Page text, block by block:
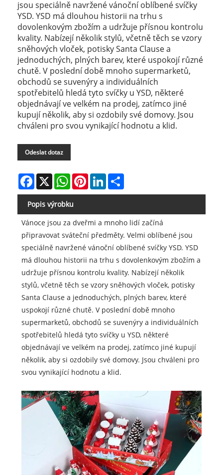
jsou speciálně navržené vánoční oblíbené svíčky
YSD. YSD má dlouhou historii na trhu s
dovolenkovým zbožím a udržuje přísnou kontrolu
kvality. Nabízejí několik stylů, včetně těch se vzory
sněhových vloček, potisky Santa Clause a
jednoduchých, plných barev, které uspokojí různé
chutě. V poslední době mnoho supermarketů,
obchodů se suvenýry a individuálních
spotřebitelů hledá tyto svíčky u YSD, některé
objednávají ve velkém na prodej, zatímco jiné
kupují několik, aby si ozdobily své domovy. Jsou
chváleni pro svou vynikající hodnotu a klid.
Odeslat dotaz
Facebook
X WhatsAppPinterestLinkedIn
Popis výrobku
Vánoce jsou za dveřmi a mnoho lidí začíná
připravovat sváteční předměty. Velmi oblíbené jsou
speciálně navržené vánoční oblíbené svíčky YSD. YSD
má dlouhou historii na trhu s dovolenkovým zbožím a
udržuje přísnou kontrolu kvality. Nabízejí několik
stylů, včetně těch se vzory sněhových vloček, potisky
Santa Clause a jednoduchých, plných barev, které
uspokojí různé chutě. V poslední době mnoho
supermarketů, obchodů se suvenýry a individuálních
spotřebitelů hledá tyto svíčky u YSD, některé
objednávají ve velkém na prodej, zatímco jiné kupují
několik, aby si ozdobily své domovy. Jsou chváleni pro
svou vynikající hodnotu a klid.